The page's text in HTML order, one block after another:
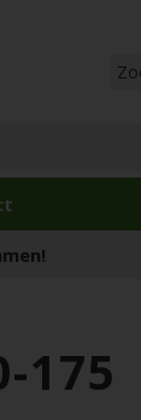
175